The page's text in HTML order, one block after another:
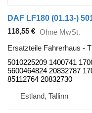
118,55 € Ohne MwSt.
Ersatzteile Fahrerhaus -
5010225209 1400741
5600464824 20832787
85112764 20832730
Estland, Tallinn